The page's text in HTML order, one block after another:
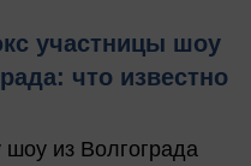
участницы шоу
что известно
шоу из Волгограда